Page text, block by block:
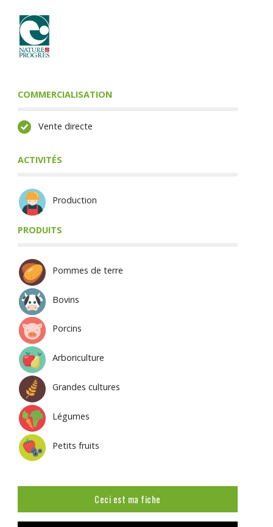
COMMERCIALISATION
Vente directe
ACTIVITÉS
Production
PRODUITS
Pommes de terre
Bovins
Porcins
Arboriculture
Grandes cultures
Légumes
Petits fruits
Ceci est ma fiche